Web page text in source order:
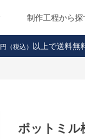
制作工程から探
円（税込） 以上で送料無
ポットミ